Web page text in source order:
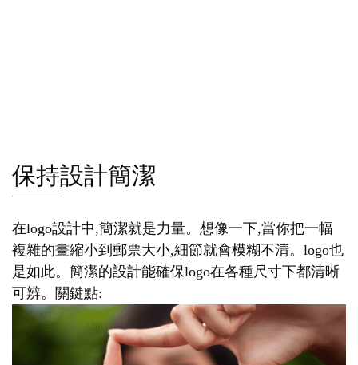
保持設計簡潔
在logo設計中,簡潔就是力量。想像一下,當你把一幅
複雜的畫縮小到郵票大小,細節就會模糊不清。logo也
是如此。簡潔的設計能確保logo在各種尺寸下都清晰
可辨。關鍵點: